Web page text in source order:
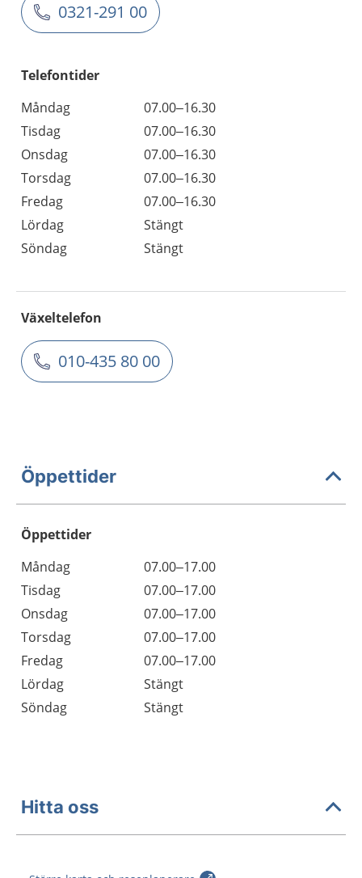
0321-291 00
Telefontider
Måndag
07.00–16.30
Tisdag
07.00–16.30
Onsdag
07.00–16.30
Torsdag
07.00–16.30
Fredag
07.00–16.30
Lördag
Stängt
Söndag
Stängt
Växeltelefon
010-435 80 00
Öppettider
Öppettider
Dag
Öppettider
Kommentarer
Måndag
07.00–17.00
Tisdag
07.00–17.00
Onsdag
07.00–17.00
Torsdag
07.00–17.00
Fredag
07.00–17.00
Lördag
Stängt
Söndag
Stängt
Hitta oss